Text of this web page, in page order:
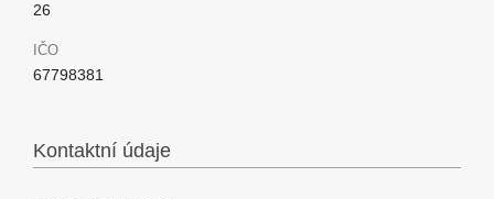
26
IČO
67798381
Kontaktní údaje